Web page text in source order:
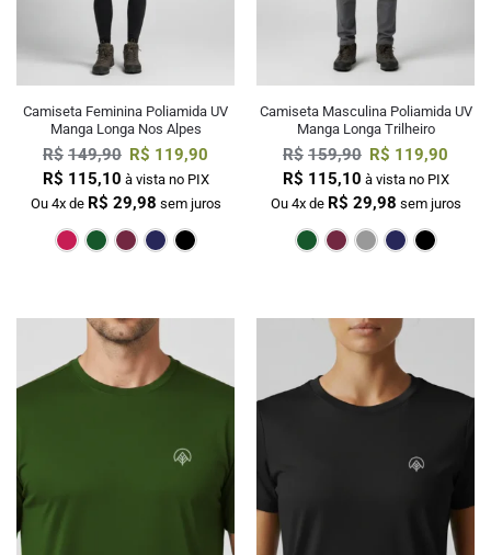
Camiseta Feminina Poliamida UV
Manga Longa Nos Alpes
R$ 149,90 R$ 119,90
R$ 115,10 à vista no PIX
Ou 4x de R$ 29,98 sem juros
PinkVerde EscuroMarinhoPreto
Camiseta Masculina Poliamida UV
Manga Longa Trilheiro
R$ 159,90 R$ 119,90
R$ 115,10 à vista no PIX
Ou 4x de R$ 29,98 sem juros
Verde Escuro
Bordô